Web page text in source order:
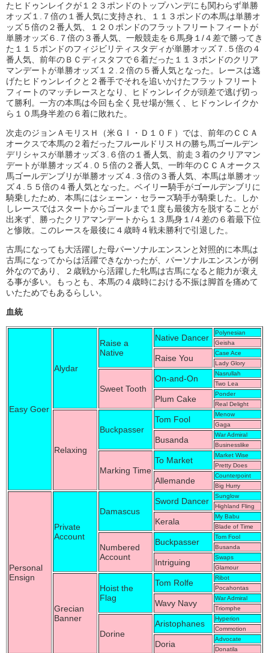
たヒドゥンレイクが１２３ポンドのトップハンデにも関わらず単勝
オッズ１.７倍の１番人気に支持され、１１３ポンドの本馬は単勝オ
ッズ５倍の２番人気、１２０ポンドのフラットフリートフィートが
単勝オッズ６.７倍の３番人気、一般競走を６馬身１/４差で勝ってき
た１１５ポンドのフィジビリティスタディが単勝オッズ７.５倍の４
番人気、前年のＢＣディスタフで６着だった１１３ポンドのクリア
マンデートが単勝オッズ１２.２倍の５番人気となった。レースは逃
げたヒドゥンレイクと２番手でそれを追いかけたフラットフリート
フィートのマッチレースとなり、ヒドゥンレイクが頭差で逃げ切っ
て勝利。一方の本馬は今回も全く見せ場が無く、ヒドゥンレイクか
ら１０馬身半差の６着に敗れた。
次走のジョンＡモリスＨ（米ＧⅠ・Ｄ１０Ｆ）では、前年のＣＣＡ
オークスで本馬の２着だったフルールドリスＨの勝ち馬ゴールデン
デリシャスが単勝オッズ３.６倍の１番人気、前走３着のクリアマン
デートが単勝オッズ４.０５倍の２番人気、一昨年のＣＣＡオークス
馬ゴールデンブリが単勝オッズ４.３倍の３番人気、本馬は単勝オッ
ズ４.５５倍の４番人気となった。ベイリー騎手がゴールデンブリに
騎乗したため、本馬にはシェーン・セラーズ騎手が騎乗した。しか
しレースではスタートからゴールまで１度も最後方を脱することが
出来ず、勝ったクリアマンデートから１３馬身１/４差の６着最下位
と惨敗。このレースを最後に４歳時４戦未勝利で引退した。
古馬になっても大活躍した母パーソナルエンスンと対照的に本馬は
古馬になってからは活躍できなかったが、パーソナルエンスンが例
外なのであり、２歳戦から活躍した牝馬は古馬になると能力が衰え
る事が多い。もっとも、本馬の４歳時における不振は脚首を痛めて
いたためでもあるらしい。
血統
Easy Goer
Alydar
Raise a
Native
Native Dancer
Polynesian
Geisha
Raise You
Case Ace
Lady Glory
Sweet Tooth
On-and-On
Nasrullah
Two Lea
Plum Cake
Ponder
Real Delight
Relaxing
Buckpasser
Tom Fool
Menow
Gaga
Busanda
War Admiral
Businesslike
Marking Time
To Market
Market Wise
Pretty Does
Allemande
Counterpoint
Big Hurry
Personal
Ensign
Private
Account
Damascus
Sword Dancer
Sunglow
Highland Fling
Kerala
My Babu
Blade of Time
Numbered
Account
Buckpasser
Tom Fool
Busanda
Intriguing
Swaps
Glamour
Grecian
Banner
Hoist the
Flag
Tom Rolfe
Ribot
Pocahontas
Wavy Navy
War Admiral
Triomphe
Dorine
Aristophanes
Hyperion
Commotion
Doria
Advocate
Donatila